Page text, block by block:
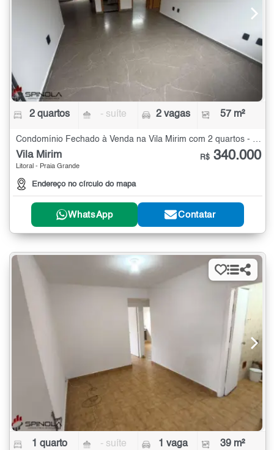
2 quartos - suíte 2 vagas 57 m²
Condomínio Fechado à Venda na Vila Mirim com 2 quartos - 57 m²
Vila Mirim
Litoral - Praia Grande
Endereço no círculo do mapa
R$ 340.000
WhatsApp Contatar
1 quarto - suíte 1 vaga 39 m²